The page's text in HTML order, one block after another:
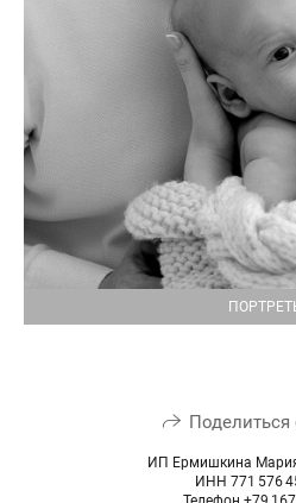
ИП Ермишкина
ИНН 771 576